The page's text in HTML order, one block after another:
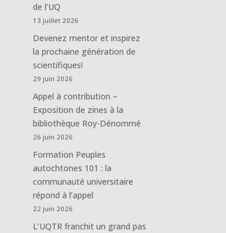
de l’UQ
13 juillet 2026
Devenez mentor et inspirez
la prochaine génération de
scientifiques!
29 juin 2026
Appel à contribution –
Exposition de zines à la
bibliothèque Roy-Dénommé
26 juin 2026
Formation Peuples
autochtones 101 : la
communauté universitaire
répond à l’appel
22 juin 2026
L’UQTR franchit un grand pas